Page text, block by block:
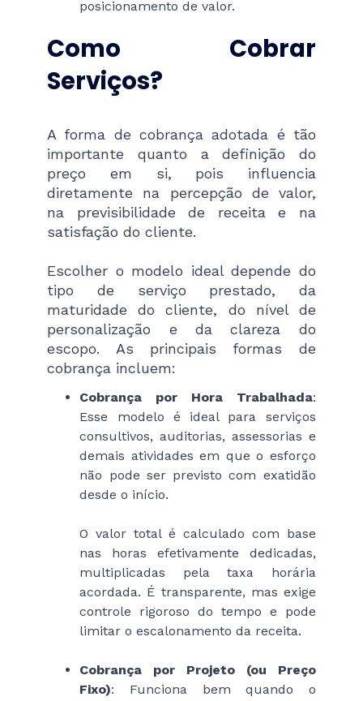
posicionamento de valor.
Como Cobrar
Serviços?
A forma de cobrança adotada é tão
importante quanto a definição do
preço em si, pois influencia
diretamente na percepção de valor,
na previsibilidade de receita e na
satisfação do cliente.
Escolher o modelo ideal depende do
tipo de serviço prestado, da
maturidade do cliente, do nível de
personalização e da clareza do
escopo. As principais formas de
cobrança incluem:
Cobrança por Hora Trabalhada:
Esse modelo é ideal para serviços
consultivos, auditorias, assessorias e
demais atividades em que o esforço
não pode ser previsto com exatidão
desde o início.
O valor total é calculado com base
nas horas efetivamente dedicadas,
multiplicadas pela taxa horária
acordada. É transparente, mas exige
controle rigoroso do tempo e pode
limitar o escalonamento da receita.
Cobrança por Projeto (ou Preço
Fixo): Funciona bem quando o